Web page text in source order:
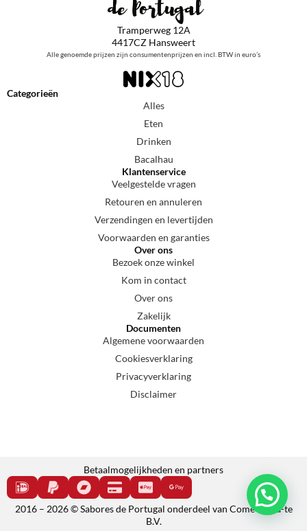
Tramperweg 12A
4417CZ Hansweert
Alle genoemde prijzen zijn consumentenprijzen en incl. BTW in euro’s
Categorieën
Alles
Eten
Drinken
Bacalhau
Klantenservice
Veelgestelde vragen
Retouren en annuleren
Verzendingen en levertijden
Voorwaarden en garanties
Over ons
Bezoek onze winkel
Kom in contact
Over ons
Zakelijk
Documenten
Algemene voorwaarden
Cookiesverklaring
Privacyverklaring
Disclaimer
Betaalmogelijkheden en partners
2016 – 2026 © Sabores de Portugal onderdeel van Come e cala-te
B.V.